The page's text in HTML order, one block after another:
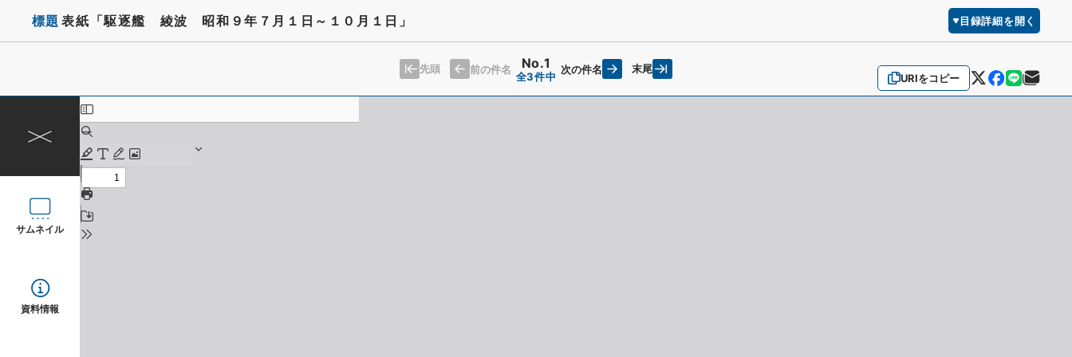
標題 表紙「駆逐艦 綾波 昭和９年７月１日～１０月１日」 目録詳細を開く
URIをコピー
先頭 前の件名 No.1
全3件中
次の件名 末尾
サムネイル
資料情報